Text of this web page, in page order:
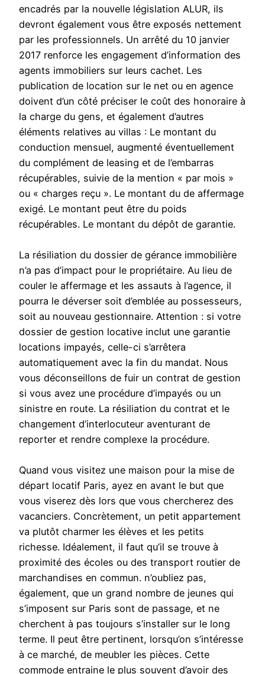
encadrés par la nouvelle législation ALUR, ils
devront également vous être exposés nettement
par les professionnels. Un arrêté du 10 janvier
2017 renforce les engagement d’information des
agents immobiliers sur leurs cachet. Les
publication de location sur le net ou en agence
doivent d’un côté préciser le coût des honoraire à
la charge du gens, et également d’autres
éléments relatives au villas : Le montant du
conduction mensuel, augmenté éventuellement
du complément de leasing et de l’embarras
récupérables, suivie de la mention « par mois »
ou « charges reçu ». Le montant du de affermage
exigé. Le montant peut être du poids
récupérables. Le montant du dépôt de garantie.
La résiliation du dossier de gérance immobilière
n’a pas d’impact pour le propriétaire. Au lieu de
couler le affermage et les assauts à l’agence, il
pourra le déverser soit d’emblée au possesseurs,
soit au nouveau gestionnaire. Attention : si votre
dossier de gestion locative inclut une garantie
locations impayés, celle-ci s’arrêtera
automatiquement avec la fin du mandat. Nous
vous déconseillons de fuir un contrat de gestion
si vous avez une procédure d’impayés ou un
sinistre en route. La résiliation du contrat et le
changement d’interlocuteur aventurant de
reporter et rendre complexe la procédure.
Quand vous visitez une maison pour la mise de
départ locatif Paris, ayez en avant le but que
vous viserez dès lors que vous chercherez des
vacanciers. Concrètement, un petit appartement
va plutôt charmer les élèves et les petits
richesse. Idéalement, il faut qu’il se trouve à
proximité des écoles ou des transport routier de
marchandises en commun. n’oubliez pas,
également, que un grand nombre de jeunes qui
s’imposent sur Paris sont de passage, et ne
cherchent à pas toujours s’installer sur le long
terme. Il peut être pertinent, lorsqu’on s’intéresse
à ce marché, de meubler les pièces. Cette
commode entraine le plus souvent d’avoir des